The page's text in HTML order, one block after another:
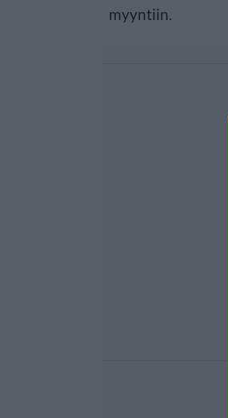
myyntiin.